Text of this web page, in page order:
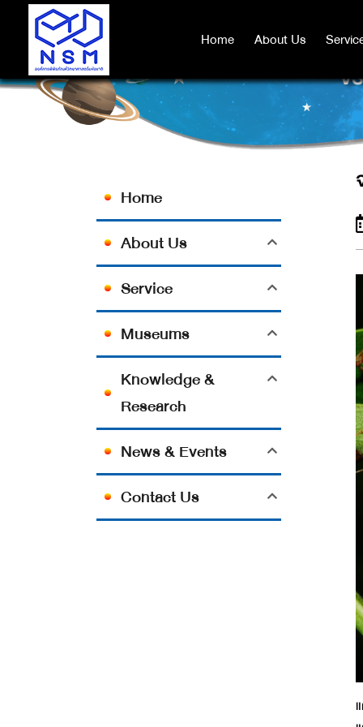
Home About Us Service
Home About Us
จ
Home
About Us
Service
Museums
Knowledge &
Research
News & Events
Contact Us